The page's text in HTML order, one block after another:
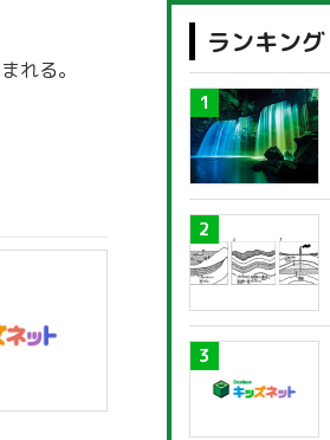
れる。
ランキング